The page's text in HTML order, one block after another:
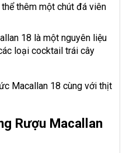
thêm một chút đá viên
18 là một nguyên liệu
loại cocktail trái cây
Macallan 18 cùng với thịt
Rượu Macallan